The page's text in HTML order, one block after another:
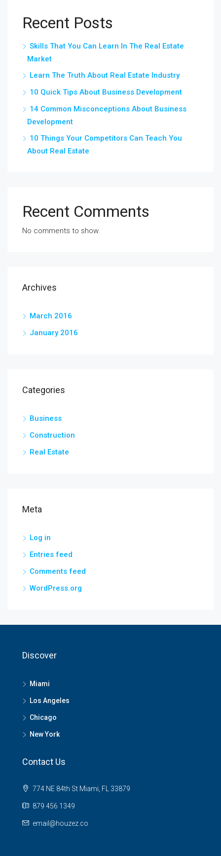
Recent Posts
Skills That You Can Learn In The Real Estate
Market
Learn The Truth About Real Estate Industry
10 Quick Tips About Business Development
14 Common Misconceptions About Business
Development
10 Things Your Competitors Can Teach You
About Real Estate
Recent Comments
No comments to show.
Archives
March 2016
January 2016
Categories
Business
Construction
Real Estate
Meta
Log in
Entries feed
Comments feed
WordPress.org
Discover
Miami
Los Angeles
Chicago
New York
Contact Us
774 NE 84th St Miami, FL 33879
879 456 1349
email@houzez.co